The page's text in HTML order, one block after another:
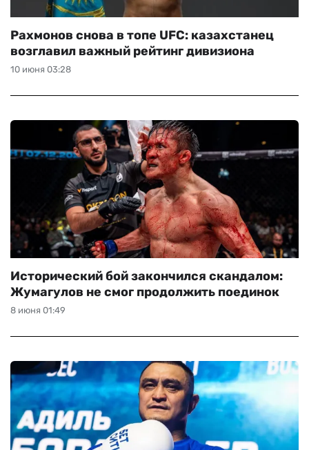
10 июня 03:28
Рахмонов снова в топе UFC: казахстанец
возглавил важный рейтинг дивизиона
8 июня 01:49
Исторический бой закончился скандалом:
Жумагулов не смог продолжить поединок